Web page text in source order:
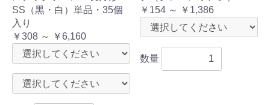
SS（黒・白）単品・35個
入り
￥308 ～ ￥6,160
￥154 ～ ￥1,386
数量